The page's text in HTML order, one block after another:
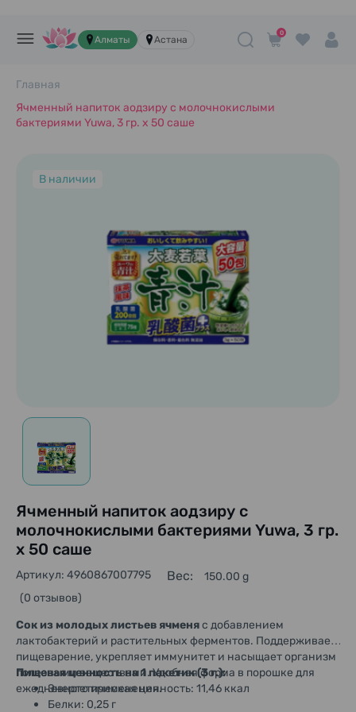
Алматы Астана
0
Главная
Ячменный напиток аодзиру с молочнокислыми
бактериями Yuwa, 3 гр. х 50 саше
В наличии
Ячменный напиток аодзиру с
молочнокислыми бактериями Yuwa, 3 гр.
х 50 саше
(0 отзывов)
Артикул: 4960867007795 Вес: 150.00 g
Сок из молодых листьев ячменяс добавлением
лактобактерий и растительных ферментов. Поддерживает
пищеварение, укрепляет иммунитет и насыщает организм
полезными веществами. Удобная форма в порошке для
ежедневного применения.
Пищевая ценность на 1 пакетик (3 г.):
Энергетическая ценность: 11,46 ккал
Белки: 0,25 г